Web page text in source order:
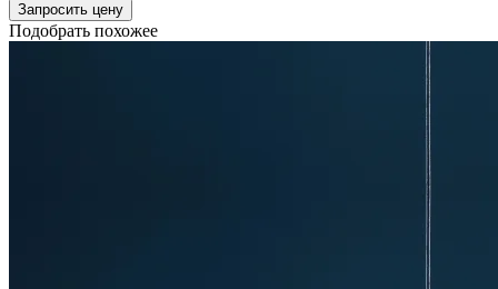
Запросить цену
Подобрать похожее